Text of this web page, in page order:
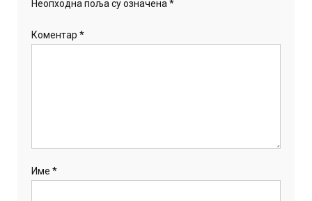
Неопходна поља су означена*
Коментар*
Име*